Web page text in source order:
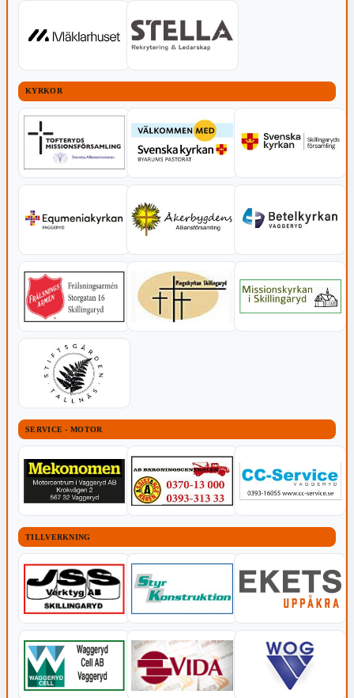
KYRKOR
SERVICE - MOTOR
TILLVERKNING